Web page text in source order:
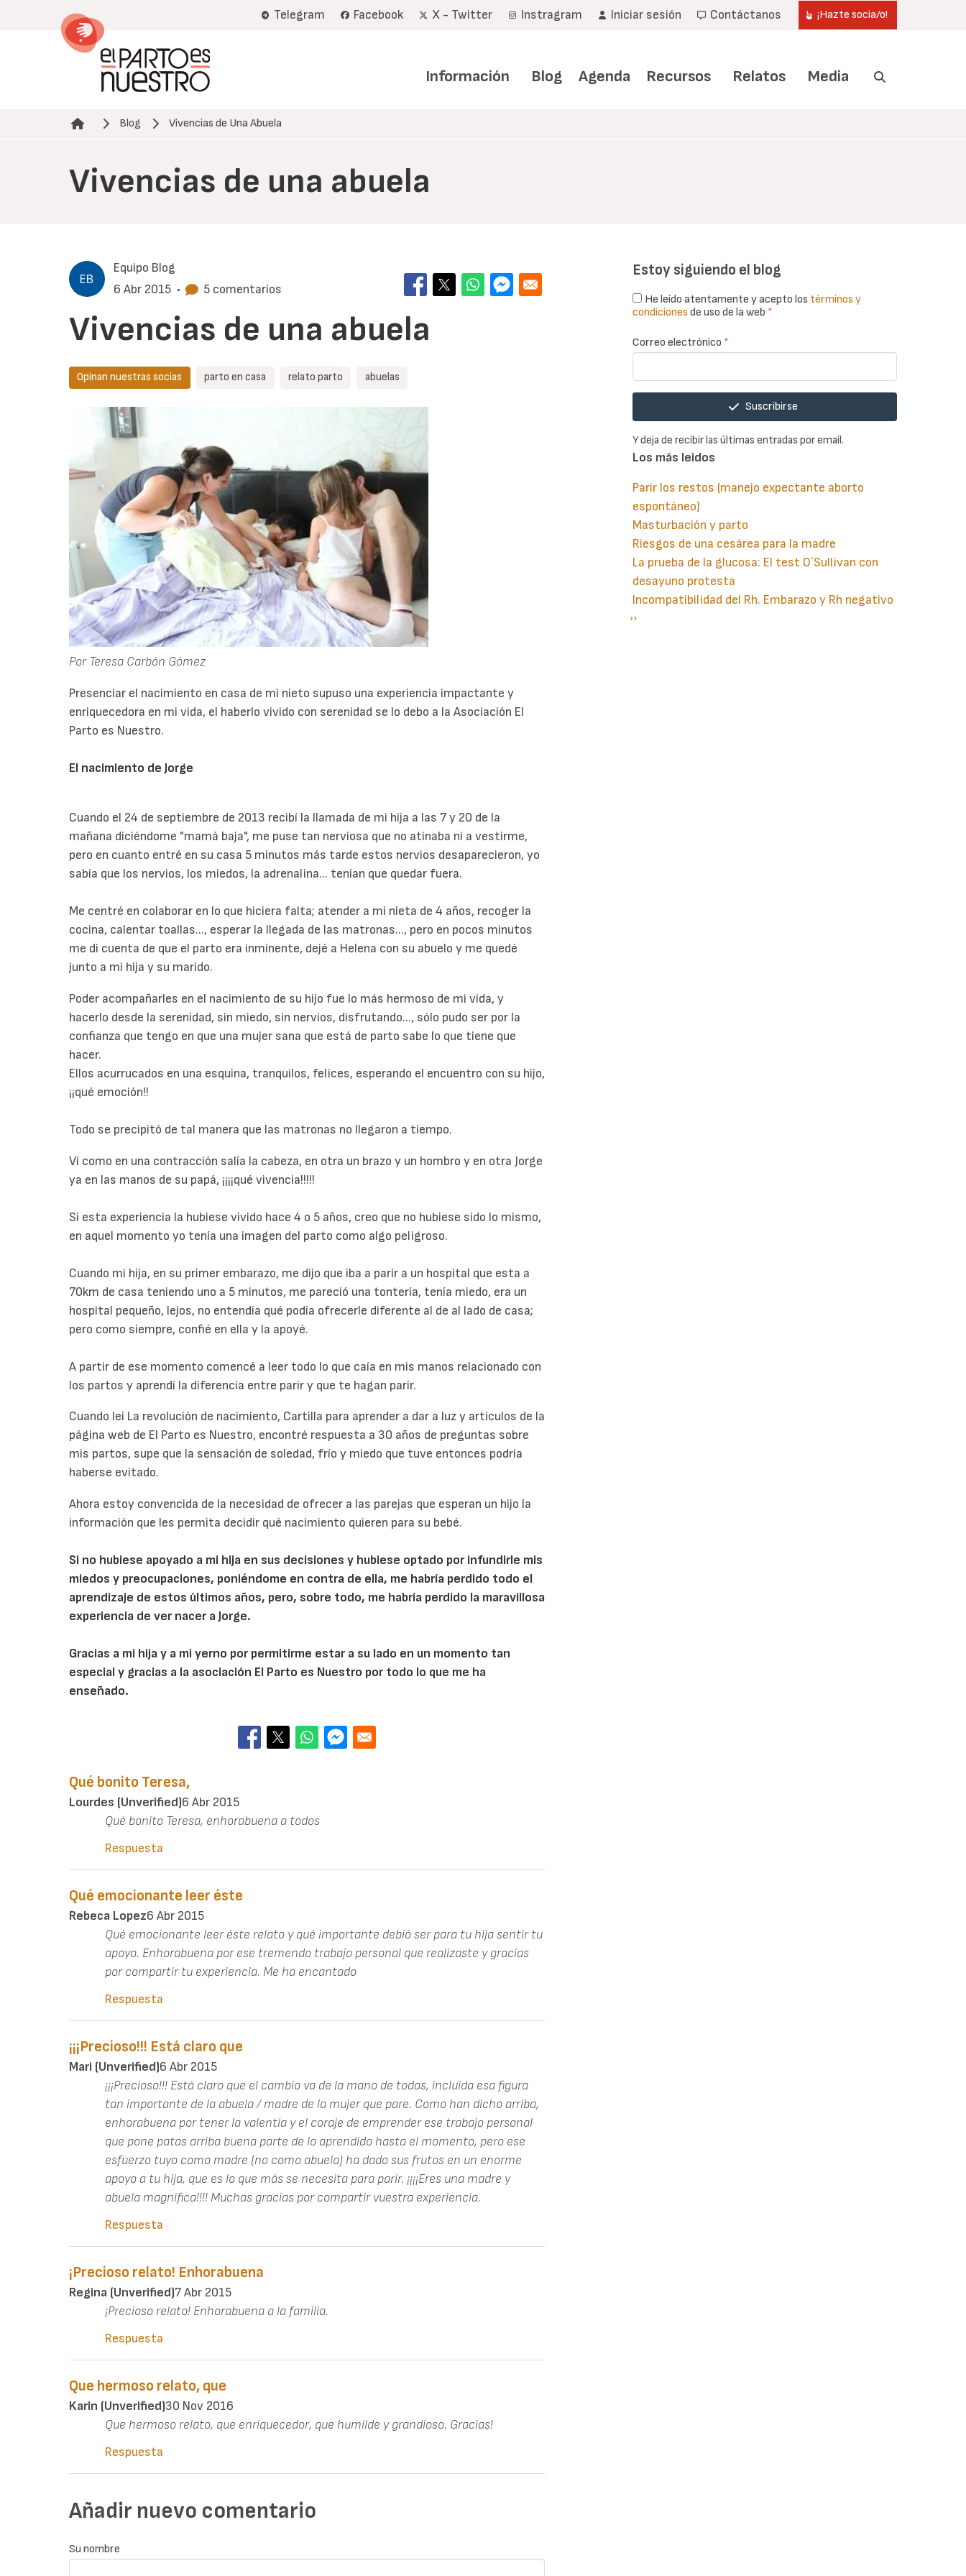
Telegram Facebook X - Twitter Instragram Iniciar sesión Contáctanos ¡Hazte socia/o!
Información Blog Agenda Recursos Relatos Media
Ruta de navegación
Blog Vivencias de Una Abuela
Vivencias de una abuela
Equipo Blog
6 Abr 2015 • 5 comentarios
Vivencias de una abuela
Opinan nuestras socias parto en casa relato parto abuelas
Por Teresa Carbón Gómez
Presenciar el nacimiento en casa de mi nieto supuso una experiencia impactante y
enriquecedora en mi vida, el haberlo vivido con serenidad se lo debo a la Asociación El
Parto es Nuestro.
El nacimiento de Jorge
Cuando el 24 de septiembre de 2013 recibí la llamada de mi hija a las 7 y 20 de la
mañana diciéndome "mamá baja", me puse tan nerviosa que no atinaba ni a vestirme,
pero en cuanto entré en su casa 5 minutos más tarde estos nervios desaparecieron, yo
sabía que los nervios, los miedos, la adrenalina... tenían que quedar fuera.
Me centré en colaborar en lo que hiciera falta; atender a mi nieta de 4 años, recoger la
cocina, calentar toallas..., esperar la llegada de las matronas..., pero en pocos minutos
me di cuenta de que el parto era inminente, dejé a Helena con su abuelo y me quedé
junto a mi hija y su marido.
Poder acompañarles en el nacimiento de su hijo fue lo más hermoso de mi vida, y
hacerlo desde la serenidad, sin miedo, sin nervios, disfrutando..., sólo pudo ser por la
confianza que tengo en que una mujer sana que está de parto sabe lo que tiene que
hacer.
Ellos acurrucados en una esquina, tranquilos, felices, esperando el encuentro con su hijo,
¡¡qué emoción!!
Todo se precipitó de tal manera que las matronas no llegaron a tiempo.
Vi como en una contracción salía la cabeza, en otra un brazo y un hombro y en otra Jorge
ya en las manos de su papá, ¡¡¡¡qué vivencia!!!!!
Si esta experiencia la hubiese vivido hace 4 o 5 años, creo que no hubiese sido lo mismo,
en aquel momento yo tenía una imagen del parto como algo peligroso.
Cuando mi hija, en su primer embarazo, me dijo que iba a parir a un hospital que esta a
70km de casa teniendo uno a 5 minutos, me pareció una tontería, tenía miedo, era un
hospital pequeño, lejos, no entendía qué podía ofrecerle diferente al de al lado de casa;
pero como siempre, confié en ella y la apoyé.
A partir de ese momento comencé a leer todo lo que caía en mis manos relacionado con
los partos y aprendí la diferencia entre parir y que te hagan parir.
Cuando leí La revolución de nacimiento, Cartilla para aprender a dar a luz y artículos de la
página web de El Parto es Nuestro, encontré respuesta a 30 años de preguntas sobre
mis partos, supe que la sensación de soledad, frío y miedo que tuve entonces podría
haberse evitado.
Ahora estoy convencida de la necesidad de ofrecer a las parejas que esperan un hijo la
información que les permita decidir qué nacimiento quieren para su bebé.
Si no hubiese apoyado a mi hija en sus decisiones y hubiese optado por infundirle mis
miedos y preocupaciones, poniéndome en contra de ella, me habría perdido todo el
aprendizaje de estos últimos años, pero, sobre todo, me habría perdido la maravillosa
experiencia de ver nacer a Jorge.
Gracias a mi hija y a mi yerno por permitirme estar a su lado en un momento tan
especial y gracias a la asociación El Parto es Nuestro por todo lo que me ha
enseñado.
Qué bonito Teresa,
Lourdes (unverified)6 Abr 2015
Qué bonito Teresa, enhorabuena a todos
Respuesta
Qué emocionante leer éste
Rebeca Lopez6 Abr 2015
Qué emocionante leer éste relato y qué importante debió ser para tu hija sentir tu
apoyo. Enhorabuena por ese tremendo trabajo personal que realizaste y gracias
por compartir tu experiencia. Me ha encantado
Respuesta
¡¡¡Precioso!!! Está claro que
Mari (unverified)6 Abr 2015
¡¡¡Precioso!!! Está claro que el cambio va de la mano de todas, incluida esa figura
tan importante de la abuela / madre de la mujer que pare. Como han dicho arriba,
enhorabuena por tener la valentía y el coraje de emprender ese trabajo personal
que pone patas arriba buena parte de lo aprendido hasta el momento, pero ese
esfuerzo tuyo como madre (no como abuela) ha dado sus frutos en un enorme
apoyo a tu hija, que es lo que más se necesita para parir. ¡¡¡¡Eres una madre y
abuela magnífica!!!! Muchas gracias por compartir vuestra experiencia.
Respuesta
¡Precioso relato! Enhorabuena
Regina (unverified)7 Abr 2015
¡Precioso relato! Enhorabuena a la familia.
Respuesta
Que hermoso relato, que
Karin (unverified)30 Nov 2016
Que hermoso relato, que enriquecedor, que humilde y grandioso. Gracias!
Respuesta
Añadir nuevo comentario
Su nombre
Estoy siguiendo el blog
He leído atentamente y acepto los términos y
condiciones de uso de la web *
Correo electrónico *
Suscribirse
Y deja de recibir las últimas entradas por email.
Los más leidos
Parir los restos (manejo expectante aborto
espontáneo)
Masturbación y parto
Riesgos de una cesárea para la madre
La prueba de la glucosa: El test O´Sullivan con
desayuno protesta
Incompatibilidad del Rh. Embarazo y Rh negativo
Paginación
Siguiente
››